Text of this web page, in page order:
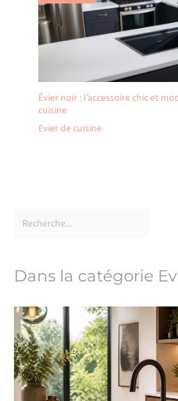
Évier noir : l’accessoire chic et
cuisine
Evier de cuisine
Dans la catégorie